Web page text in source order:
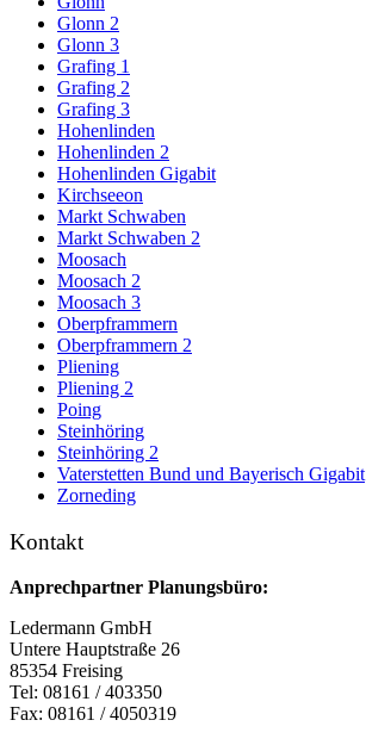
Glonn 2
Glonn 3
Grafing 1
Grafing 2
Grafing 3
Hohenlinden
Hohenlinden 2
Hohenlinden Gigabit
Kirchseeon
Markt Schwaben
Markt Schwaben 2
Moosach
Moosach 2
Moosach 3
Oberpframmern
Oberpframmern 2
Pliening
Pliening 2
Poing
Steinhöring
Steinhöring 2
Vaterstetten Bund und Bayerisch Gigabit
Zorneding
Kontakt
Anprechpartner Planungsbüro:
Ledermann GmbH
Untere Hauptstraße 26
85354 Freising
Tel: 08161 / 403350
Fax: 08161 / 4050319